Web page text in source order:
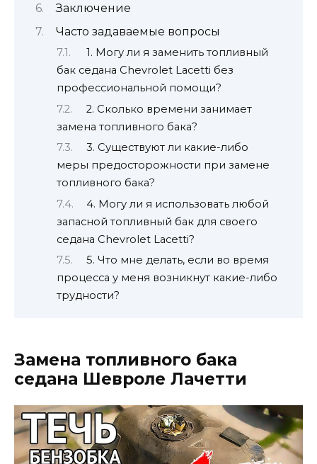
Заключение
Часто задаваемые вопросы
1. Могу ли я заменить топливный
бак седана Chevrolet Lacetti без
профессиональной помощи?
2. Сколько времени занимает
замена топливного бака?
3. Существуют ли какие-либо
меры предосторожности при замене
топливного бака?
4. Могу ли я использовать любой
запасной топливный бак для своего
седана Chevrolet Lacetti?
5. Что мне делать, если во время
процесса у меня возникнут какие-либо
трудности?
Замена топливного бака
седана Шевроле Лачетти